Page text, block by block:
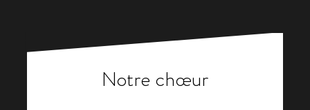
Notre chœur